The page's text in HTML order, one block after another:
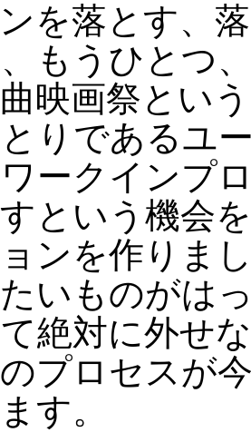
を落とす、
もうひとつ
映画祭とい
りであるユ
ークインプ
という機会
ンを作りま
いものがは
絶対に外せ
プロセスが
す。